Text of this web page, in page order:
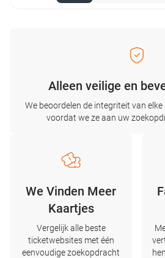
Alleen veilige en
We beoordelen de integriteit van
voordat we ze aan uw
We Vinden Meer
Kaartjes
Vergelijk alle beste
ticketwebsites met één
eenvoudige zoekopdracht